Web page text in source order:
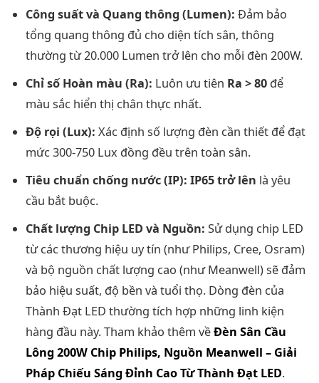
Công suất và Quang thông (Lumen): Đảm bảo
tổng quang thông đủ cho diện tích sân, thông
thường từ 20.000 Lumen trở lên cho mỗi đèn 200W.
Chỉ số Hoàn màu (Ra): Luôn ưu tiên Ra > 80 để
màu sắc hiển thị chân thực nhất.
Độ rọi (Lux): Xác định số lượng đèn cần thiết để đạt
mức 300-750 Lux đồng đều trên toàn sân.
Tiêu chuẩn chống nước (IP): IP65 trở lên là yêu
cầu bắt buộc.
Chất lượng Chip LED và Nguồn: Sử dụng chip LED
từ các thương hiệu uy tín (như Philips, Cree, Osram)
và bộ nguồn chất lượng cao (như Meanwell) sẽ đảm
bảo hiệu suất, độ bền và tuổi thọ. Dòng đèn của
Thành Đạt LED thường tích hợp những linh kiện
hàng đầu này. Tham khảo thêm vềĐèn Sân Cầu
Lông 200W Chip Philips, Nguồn Meanwell – Giải
Pháp Chiếu Sáng Đỉnh Cao Từ Thành Đạt LED.